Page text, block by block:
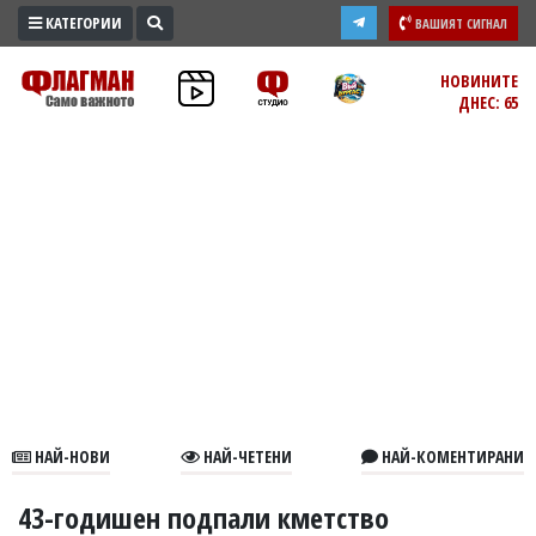
ПРОМО
ЗОНА
КАТЕГОРИИ ВАШИЯТ СИГНАЛ
НОВИНИТЕ
ДНЕС: 65
НАЙ-НОВИ НАЙ-ЧЕТЕНИ НАЙ-КОМЕНТИРАНИ
43-годишен подпали кметство